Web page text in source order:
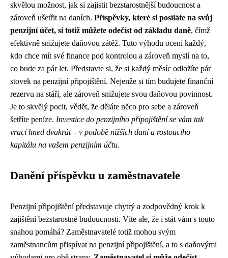
skvělou možnost, jak si zajistit bezstarostnější budoucnost a
zároveň ušetřit na daních. Příspěvky, které si posíláte na svůj
penzijní účet, si totiž můžete odečíst od základu daně, čímž
efektivně snižujete daňovou zátěž. Tuto výhodu ocení každý,
kdo chce mít své finance pod kontrolou a zároveň myslí na to,
co bude za pár let. Představte si, že si každý měsíc odložíte pár
stovek na penzijní připojištění. Nejenže si tím budujete finanční
rezervu na stáří, ale zároveň snižujete svou daňovou povinnost.
Je to skvělý pocit, vědět, že děláte něco pro sebe a zároveň
šetříte peníze. Investice do penzijního připojištění se vám tak
vrací hned dvakrát – v podobě nižších daní a rostoucího
kapitálu na vašem penzijním účtu.
Danění příspěvku u zaměstnavatele
Penzijní připojištění představuje chytrý a zodpovědný krok k
zajištění bezstarostné budoucnosti. Víte ale, že i stát vám s touto
snahou pomáhá? Zaměstnavatelé totiž mohou svým
zaměstnancům přispívat na penzijní připojištění, a to s daňovými